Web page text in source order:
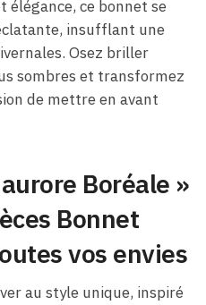
élégance, ce bonnet se
insufflant une
Osez briller
sombres et transformez
de mettre en avant
Boréale »
Bonnet
vos envies
au style unique, inspiré